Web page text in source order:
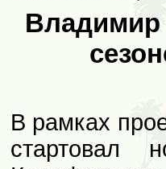
Владимир
В рамках
стартовал